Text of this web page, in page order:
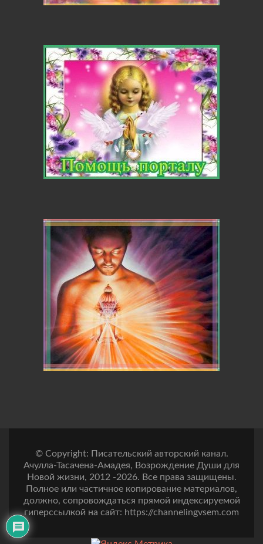
© Copyright: Писательский авторский канал.
Ачулла-Тасачена-Амадея, Возрождение Души для
Новой жизни, 2012 -2026. Все права защищены.
Полное или частичное копирование материалов,
должно, сопровождаться прямой индексируемой
гиперссылкой на сайт: https://channelingvsem.com